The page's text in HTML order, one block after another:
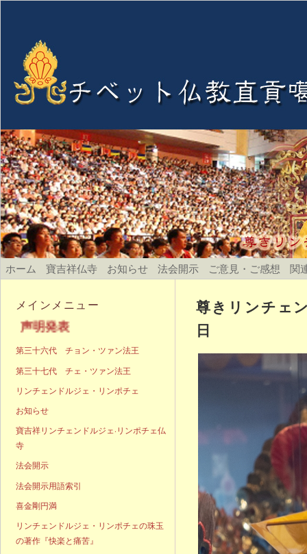
ホーム 寶吉祥仏寺 お知らせ 法会開示 ご意見・ご感想 関
尊きリンチェ
日
メインメニュー
発表
第三十六代 チョン・ツァン法王
第三十七代 チェ・ツァン法王
リンチェンドルジェ・リンポチェ
お知らせ
寶吉祥リンチェンドルジェ·リンポチェ仏
寺
法会開示
法会開示用語索引
喜金剛円満
リンチェンドルジェ・リンポチェの珠玉
の著作『快楽と痛苦』